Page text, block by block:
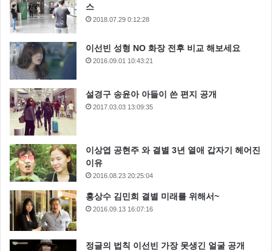
이에 온주완은 “10여년전 예능에서 고해를 불렀는데 저
다음은 여러 가수분들이 리메이크도 하시고 방송에나와
서 부르시고” 라며 “혹시나 임재범 선배님 보고계신다면
온주완이 기여를 했다 안했다를 좀 말씀을 해주셨으면
좋겠다” 라고 말했다.
스
2018.07.29 0:12:28
이선빈 성형 NO 화장 전후 비교 해보세요
2016.09.01 10:43:21
설경구 송윤아 아들이 쓴 편지 공개
2017.03.03 13:09:35
이상엽 공현주 와 결별 3년 열애 갑자기 헤어진
이유
2016.08.23 20:25:04
홍상수 김민희 결별 미래를 위해서~
2016.09.13 16:07:16
정글의 법칙 이선빈 가장 못생긴 얼굴 공개